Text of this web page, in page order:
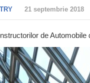
21 septembrie 2018
de